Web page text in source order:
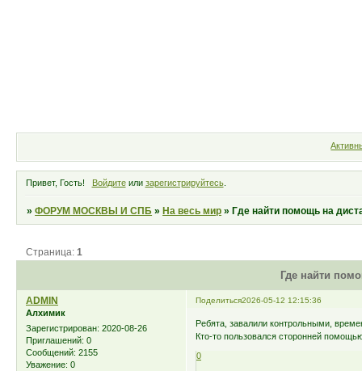
Привет, Гость! Войдитеили зарегистрируйтесь.
»ФОРУМ МОСКВЫ И СПБ »На весь мир »Где найти помощь на
Где найти
Страница:1
Поделиться2026-05-12 12:15:36
ADMIN
Алхимик
Зарегистрирован: 2020-08-26
Приглашений: 0
Сообщений: 2155
Уважение: 0
Ребята, завалили контрольными,
Кто-то пользовался сторонней
0